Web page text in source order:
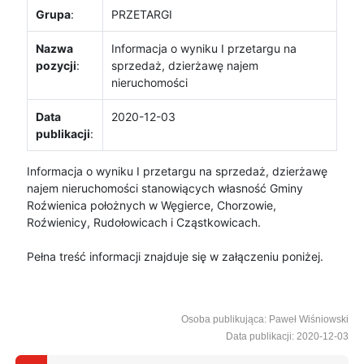
Grupa: PRZETARGI
Nazwa
pozycji:
Informacja o wyniku I przetargu na
sprzedaż, dzierżawę najem
nieruchomości
Data
publikacji:
2020-12-03
Informacja o wyniku I przetargu na sprzedaż, dzierżawę
najem nieruchomości stanowiących własność Gminy
Roźwienica położnych w Węgierce, Chorzowie,
Roźwienicy, Rudołowicach i Cząstkowicach.
Pełna treść informacji znajduje się w załączeniu poniżej.
Osoba publikująca: Paweł Wiśniowski
Data publikacji: 2020-12-03